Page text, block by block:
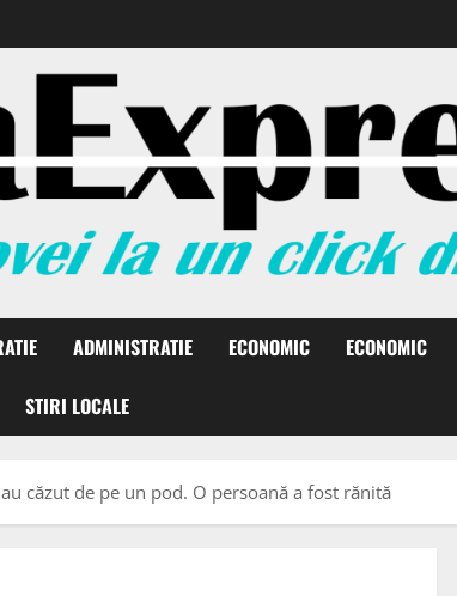
ADMINISTRATIE ECONOMIC ECONOMIC
STIRI LOCALE
căzut de pe un pod. O persoană a fost rănită